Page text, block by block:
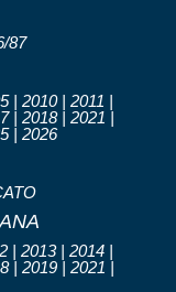
87
| 2010 | 2011 |
| 2018 | 2021 |
| 2026
| 2013 | 2014 |
| 2019 | 2021 |